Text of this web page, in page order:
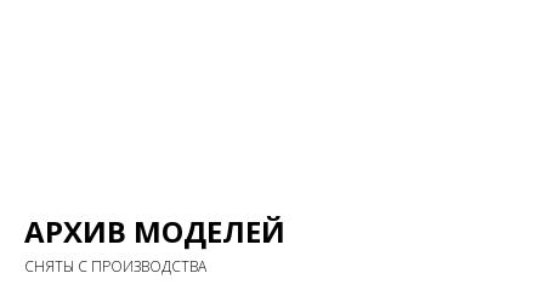
АРХИВ МОДЕЛЕЙ
СНЯТЫ С ПРОИЗВОДСТВА